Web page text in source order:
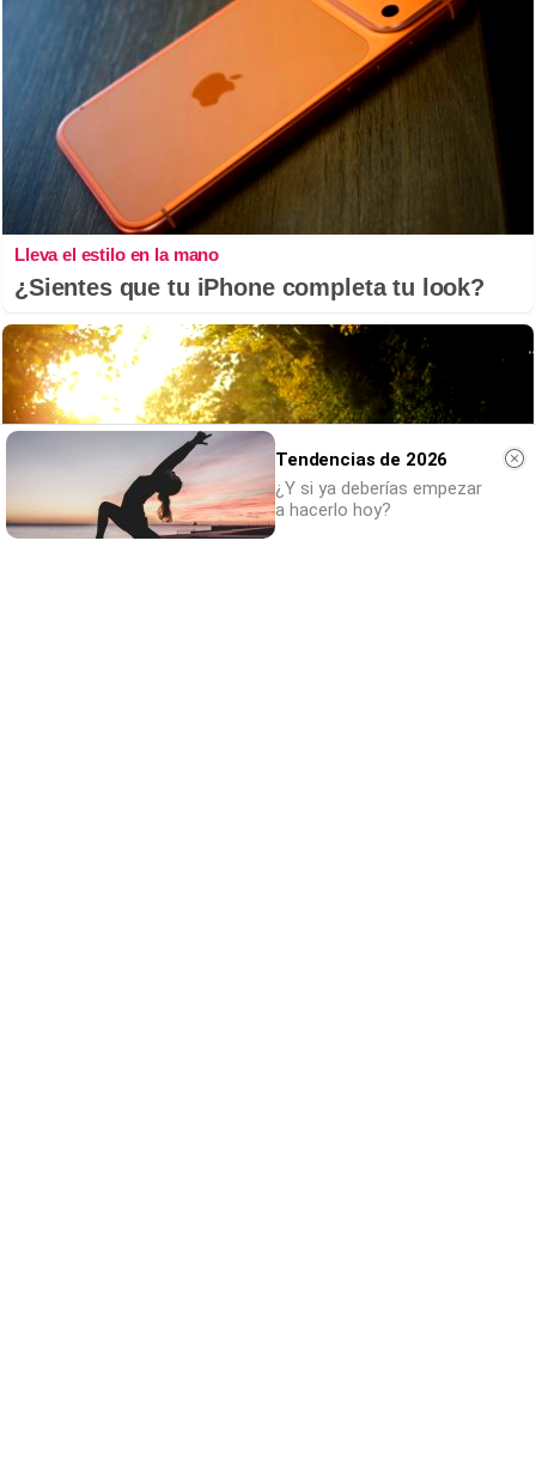
Lleva el estilo en la mano
¿Sientes que tu iPhone completa tu look?
Tendencias de 2026
¿Y si ya deberías empezar
a hacerlo hoy?